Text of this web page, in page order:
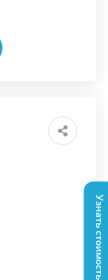
Узнать стоимость